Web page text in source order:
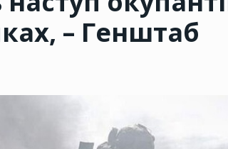
– Генштаб